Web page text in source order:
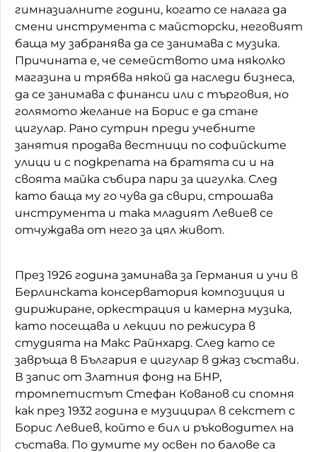
гимназиалните години, когато се налага да
смени инструмента с майсторски, неговият
баща му забранява да се занимава с музика.
Причината е, че семейството има няколко
магазина и трябва някой да наследи бизнеса,
да се занимава с финанси или с търговия, но
голямото желание на Борис е да стане
цигулар. Рано сутрин преди учебните
занятия продава вестници по софийските
улици и с подкрепата на братята си и на
своята майка събира пари за цигулка. След
като баща му го чува да свири, строшава
инструмента и така младият Левиев се
отчуждава от него за цял живот.
През 1926 година заминава за Германия и учи в
Берлинската консерватория композиция и
дирижиране, оркестрация и камерна музика,
като посещава и лекции по режисура в
студията на Макс Райнхард. След като се
завръща в България е цигулар в джаз състави.
В запис от Златния фонд на БНР,
тромпетистът Стефан Кованов си спомня
как през 1932 година е музицирал в секстет с
Борис Левиев, който е бил и ръководител на
състава. По думите му освен по балове са